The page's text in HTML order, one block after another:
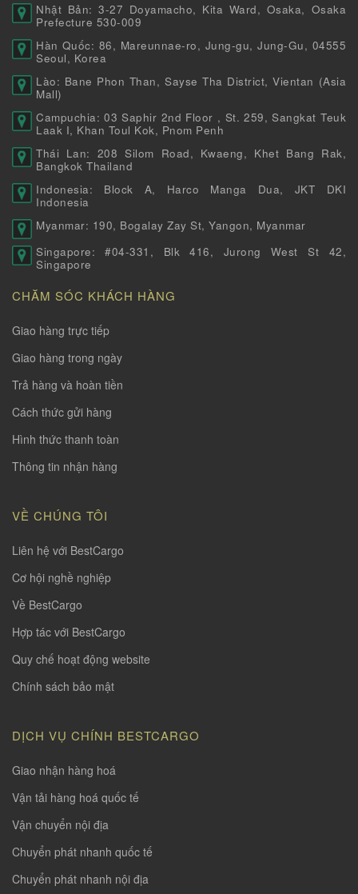
Nhật Bản: 3-27 Doyamacho, Kita Ward, Osaka, Osaka
Prefecture 530-009
Hàn Quốc: 86, Mareunnae-ro, Jung-gu, Jung-Gu, 04555
Seoul, Korea
Lào: Bane Phon Than, Sayse Tha District, Vientan (Asia
Mall)
Campuchia: 03 Saphir 2nd Floor , St. 259, Sangkat Teuk
Laak I, Khan Toul Kok, Pnom Penh
Thái Lan: 208 Silom Road, Kwaeng, Khet Bang Rak,
Bangkok Thailand
Indonesia: Block A, Harco Manga Dua, JKT DKI
Indonesia
Myanmar: 190, Bogalay Zay St, Yangon, Myanmar
Singapore: #04-331, Blk 416, Jurong West St 42,
Singapore
CHĂM SÓC KHÁCH HÀNG
Giao hàng trực tiếp
Giao hàng trong ngày
Trả hàng và hoàn tiền
Cách thức gửi hàng
Hình thức thanh toàn
Thông tin nhận hàng
VỀ CHÚNG TÔI
Liên hệ với BestCargo
Cơ hội nghề nghiệp
Về BestCargo
Hợp tác với BestCargo
Quy chế hoạt động website
Chính sách bảo mật
DỊCH VỤ CHÍNH BESTCARGO
Giao nhận hàng hoá
Vận tải hàng hoá quốc tế
Vận chuyển nội địa
Chuyển phát nhanh quốc tế
Chuyển phát nhanh nội địa